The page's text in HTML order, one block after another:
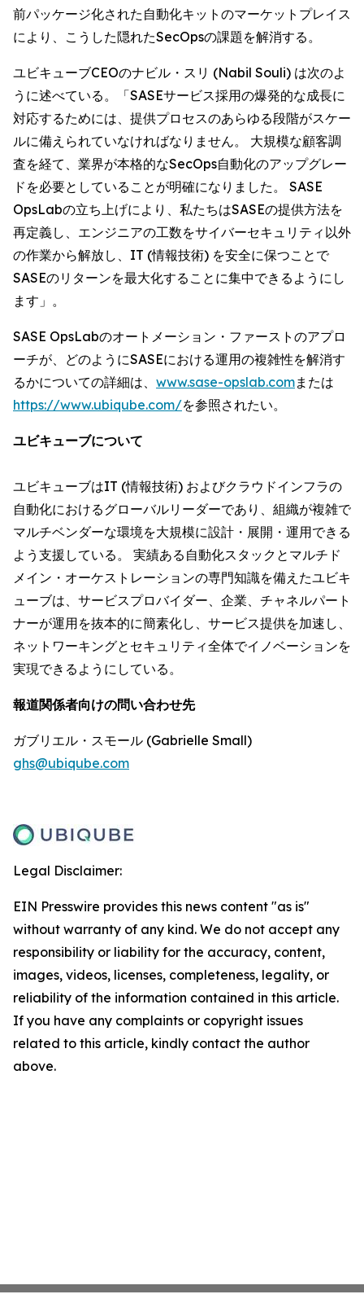
前パッケージ化された自動化キットのマーケットプレイス
により、こうした隠れたSecOpsの課題を解消する。
ユビキューブCEOのナビル・スリ (Nabil Souli) は次のよ
うに述べている。「SASEサービス採用の爆発的な成長に
対応するためには、提供プロセスのあらゆる段階がスケー
ルに備えられていなければなりません。 大規模な顧客調
査を経て、業界が本格的なSecOps自動化のアップグレー
ドを必要としていることが明確になりました。 SASE
OpsLabの立ち上げにより、私たちはSASEの提供方法を
再定義し、エンジニアの工数をサイバーセキュリティ以外
の作業から解放し、IT (情報技術) を安全に保つことで
SASEのリターンを最大化することに集中できるようにし
ます」。
SASE OpsLabのオートメーション・ファーストのアプロ
ーチが、どのようにSASEにおける運用の複雑性を解消す
るかについての詳細は、 www.sase-opslab.comまたは
https://www.ubiqube.com/を参照されたい。
ユビキューブについて
ユビキューブはIT (情報技術) およびクラウドインフラの
自動化におけるグローバルリーダーであり、組織が複雑で
マルチベンダーな環境を大規模に設計・展開・運用できる
よう支援している。 実績ある自動化スタックとマルチド
メイン・オーケストレーションの専門知識を備えたユビキ
ューブは、サービスプロバイダー、企業、チャネルパート
ナーが運用を抜本的に簡素化し、サービス提供を加速し、
ネットワーキングとセキュリティ全体でイノベーションを
実現できるようにしている。
報道関係者向けの問い合わせ先
ガブリエル・スモール (Gabrielle Small)
ghs@ubiqube.com
Legal Disclaimer:
EIN Presswire provides this news content "as is"
without warranty of any kind. We do not accept any
responsibility or liability for the accuracy, content,
images, videos, licenses, completeness, legality, or
reliability of the information contained in this article.
If you have any complaints or copyright issues
related to this article, kindly contact the author
above.